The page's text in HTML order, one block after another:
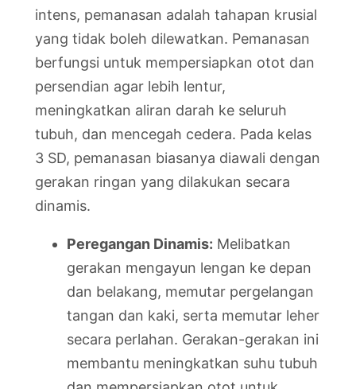
intens, pemanasan adalah tahapan krusial
yang tidak boleh dilewatkan. Pemanasan
berfungsi untuk mempersiapkan otot dan
persendian agar lebih lentur,
meningkatkan aliran darah ke seluruh
tubuh, dan mencegah cedera. Pada kelas
3 SD, pemanasan biasanya diawali dengan
gerakan ringan yang dilakukan secara
dinamis.
Peregangan Dinamis: Melibatkan
gerakan mengayun lengan ke depan
dan belakang, memutar pergelangan
tangan dan kaki, serta memutar leher
secara perlahan. Gerakan-gerakan ini
membantu meningkatkan suhu tubuh